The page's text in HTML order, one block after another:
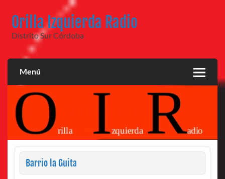
contenido
Orilla Izquierda Radio
Distrito Sur Córdoba
Menú
Barrio la Guita